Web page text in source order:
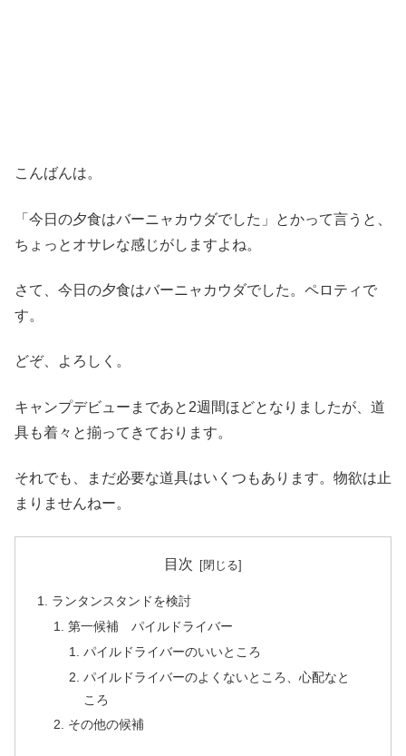
こんばんは。
「今日の夕食はバーニャカウダでした」とかって言うと、
ちょっとオサレな感じがしますよね。
さて、今日の夕食はバーニャカウダでした。ペロティで
す。
どぞ、よろしく。
キャンプデビューまであと2週間ほどとなりましたが、道
具も着々と揃ってきております。
それでも、まだ必要な道具はいくつもあります。物欲は止
まりませんねー。
目次
ランタンスタンドを検討
第一候補 パイルドライバー
パイルドライバーのいいところ
パイルドライバーのよくないところ、心配なと
ころ
その他の候補